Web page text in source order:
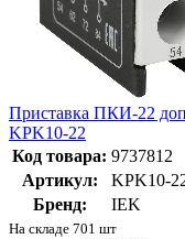
Приставка ПКИ-22
KPK10-22
Код товара: 9737812
Артикул:
KPK10-
Бренд:
IEK
На складе 701 шт